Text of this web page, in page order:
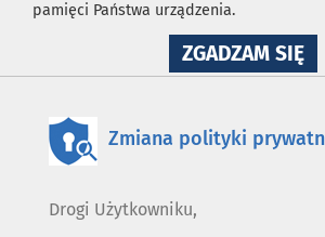
pamięci Państwa urządzenia.
ZGADZAM SIĘNA
Zmiana polityki
Drogi Użytkowniku,